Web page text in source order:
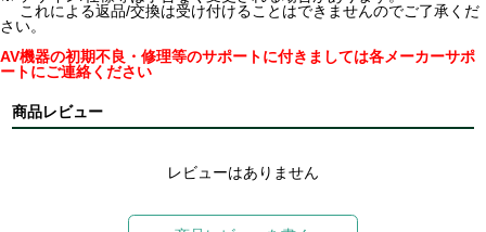
これによる返品/交換は受け付けることはできませんのでご了承くだ
さい。
AV機器の初期不良・修理等のサポートに付きましては各メーカーサポ
ートにご連絡ください
商品レビュー
レビューはありません